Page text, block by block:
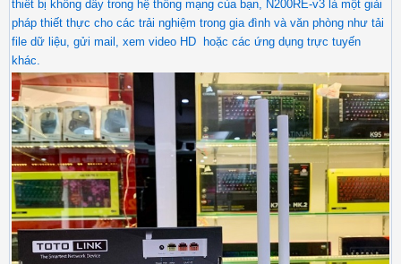
thiết bị không dây trong hệ thống mạng của bạn, N200RE-v3 là một giải
pháp thiết thực cho các trải nghiệm trong gia đình và văn phòng như tải
file dữ liệu, gửi mail, xem video HD hoặc các ứng dụng trực tuyến
khác.